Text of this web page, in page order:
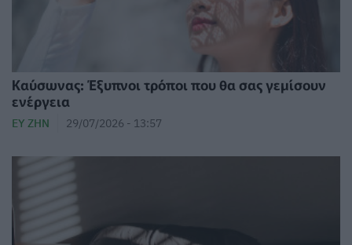
Καύσωνας: Έξυπνοι τρόποι που θα σας γεμίσουν
ενέργεια
ΕΥ ΖΗΝ 29/07/2026 - 13:57